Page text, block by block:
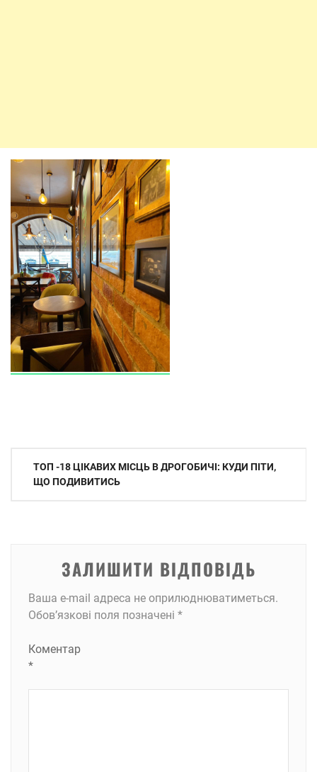
Навігація
записів
ТОП -18 ЦІКАВИХ МІСЦЬ В ДРОГОБИЧІ: КУДИ ПІТИ,
ЩО ПОДИВИТИСЬ
ЗАЛИШИТИ ВІДПОВІДЬ
Ваша e-mail адреса не оприлюднюватиметься.
Обов’язкові поля позначені *
Коментар
*